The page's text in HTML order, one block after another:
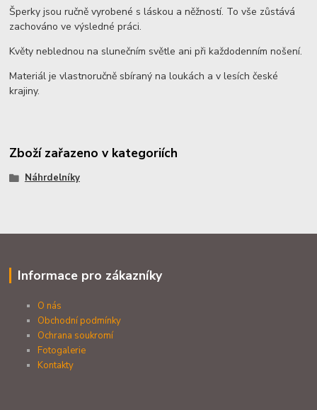
Šperky jsou ručně vyrobené s láskou a něžností. To vše zůstává
zachováno ve výsledné práci.
Květy neblednou na slunečním světle ani při každodenním nošení.
Materiál je vlastnoručně sbíraný na loukách a v lesích české
krajiny.
Zboží zařazeno v kategoriích
Náhrdelníky
Informace pro zákazníky
O nás
Obchodní podmínky
Ochrana soukromí
Fotogalerie
Kontakty